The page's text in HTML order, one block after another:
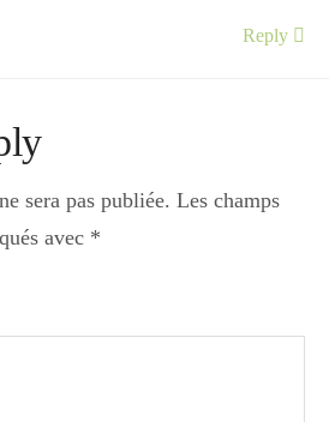
Reply
sera pas publiée. Les champs
avec *